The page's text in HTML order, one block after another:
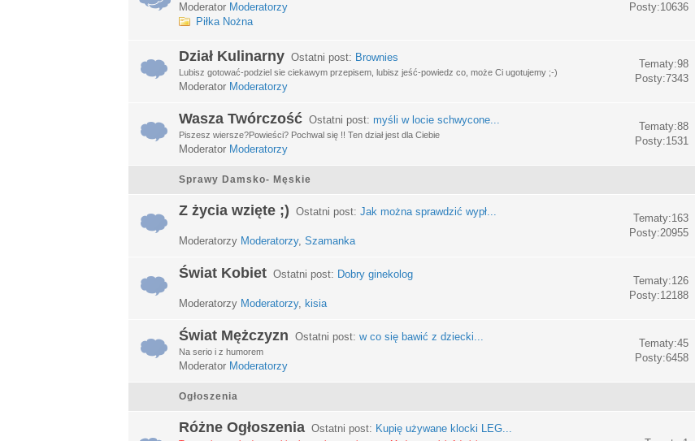
Moderator Moderatorzy
Piłka Nożna
Posty:10636
Dział Kulinarny Ostatni post: Brownies
Lubisz gotować-podziel sie ciekawym przepisem, lubisz jeść-powiedz co, może Ci ugotujemy ;-)
Moderator Moderatorzy
Tematy:98
Posty:7343
Wasza Twórczość Ostatni post: myśli w locie schwycone...
Piszesz wiersze?Powieści? Pochwal się !! Ten dział jest dla Ciebie
Moderator Moderatorzy
Tematy:88
Posty:1531
Sprawy Damsko- Męskie
Z życia wzięte ;) Ostatni post: Jak można sprawdzić wypł...
Moderatorzy Moderatorzy, Szamanka
Tematy:163
Posty:20955
Świat Kobiet Ostatni post: Dobry ginekolog
Moderatorzy Moderatorzy, kisia
Tematy:126
Posty:12188
Świat Mężczyzn Ostatni post: w co się bawić z dziecki...
Na serio i z humorem
Moderator Moderatorzy
Tematy:45
Posty:6458
Ogłoszenia
Różne Ogłoszenia Ostatni post: Kupię używane klocki LEG...